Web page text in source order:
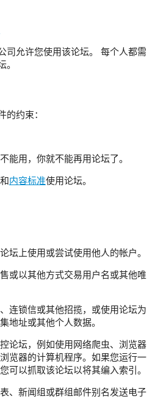
司允许您使用该论坛。 每个人都需
。
的约束：
能用，你就不能再用论坛了。
和内容标准使用论坛。
坛上使用或尝试使用他人的帐户。
或以其他方式交易用户名或其他唯
连锁信或其他招揽，或使用论坛为
地址或其他个人数据。
论坛，例如使用网络爬虫、浏览器
览器的计算机程序。如果您运行一
可以抓取该论坛以将其编入索引。
、新闻组或群组邮件别名发送电子